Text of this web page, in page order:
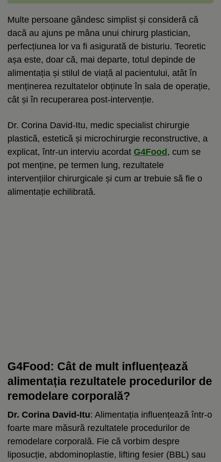
Multe persoane gândesc simplist și consideră că
dacă au ajuns pe mâna unui chirurg plastician,
perfecțiunea lor va fi asigurată de bisturiu. Teoretic
așa este, doar că, mai departe, totul depinde de
alimentația și stilul de viață al pacientului, atât în
menținerea rezultatelor obținute în sala de operație,
cât și în recuperarea post-intervenție.
Dr. Corina David-Itu, medic specialist chirurgie
plastică, estetică și microchirurgie reconstructive, a
explicat, într-un interviu acordat G4Food, cum se
pot menține, pe termen lung, rezultatele
intervențiilor chirurgicale și cum ar trebuie să fie o
alimentație echilibrată.
G4Food: Cât de mult influențează
alimentația rezultatele procedurilor de
remodelare corporală?
Dr. Corina David-Itu: Alimentația influențează într-o
foarte mare măsură rezultatele procedurilor de
remodelare corporală. Fie că vorbim despre
liposucție, abdominoplastie, lifting fesier (BBL) sau